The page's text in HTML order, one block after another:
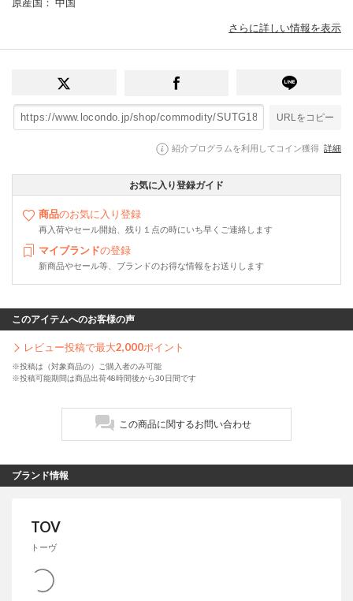
さらに詳しい情報を表示
URLをコピー
紹介プログラムを利用してコイン獲得 詳細
お気に入り登録ガイド
商品のお気に入り登録
再入荷やセール開始、残り１点の時にいち早くご連絡します
マイブランドの登録
新商品やセール等、ブランドのお得な情報をお送りします
このアイテムへのお客様の声
レビュー投稿で最大2,000ポイント
※投稿は（対象商品の）ご購入者のみ可能
※投稿可能期間は商品出荷48時間後から30日間です
この商品に関するお問い合わせ
ブランド情報
TOV
トーヴ